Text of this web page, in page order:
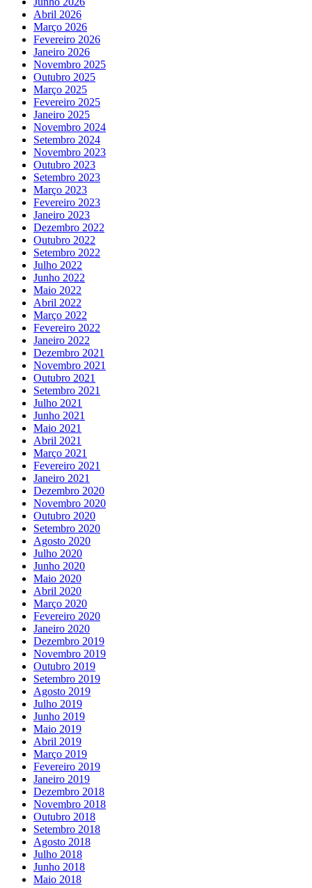
Abril 2026
Março 2026
Fevereiro 2026
Janeiro 2026
Novembro 2025
Outubro 2025
Março 2025
Fevereiro 2025
Janeiro 2025
Novembro 2024
Setembro 2024
Novembro 2023
Outubro 2023
Setembro 2023
Março 2023
Fevereiro 2023
Janeiro 2023
Dezembro 2022
Outubro 2022
Setembro 2022
Julho 2022
Junho 2022
Maio 2022
Abril 2022
Março 2022
Fevereiro 2022
Janeiro 2022
Dezembro 2021
Novembro 2021
Outubro 2021
Setembro 2021
Julho 2021
Junho 2021
Maio 2021
Abril 2021
Março 2021
Fevereiro 2021
Janeiro 2021
Dezembro 2020
Novembro 2020
Outubro 2020
Setembro 2020
Agosto 2020
Julho 2020
Junho 2020
Maio 2020
Abril 2020
Março 2020
Fevereiro 2020
Janeiro 2020
Dezembro 2019
Novembro 2019
Outubro 2019
Setembro 2019
Agosto 2019
Julho 2019
Junho 2019
Maio 2019
Abril 2019
Março 2019
Fevereiro 2019
Janeiro 2019
Dezembro 2018
Novembro 2018
Outubro 2018
Setembro 2018
Agosto 2018
Julho 2018
Junho 2018
Maio 2018